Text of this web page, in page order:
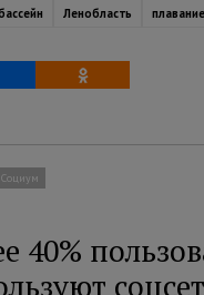
Ленобласть плавание
Социум
40%